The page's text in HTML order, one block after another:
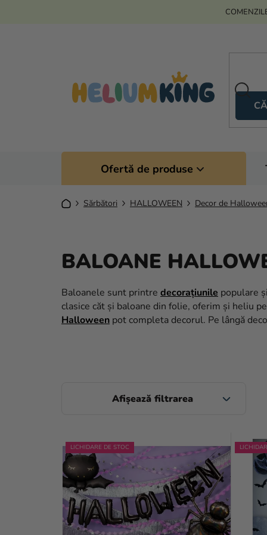
Ofertă de produse
Acasă Sărbători HALLOWEEN Decor de
BALOANE
Baloanele sunt printre decorațiunile populare
clasice căt și baloane din folie, oferim și heliu
Halloween pot completa decorul. Pe lângă
Ă
L
A
T
L
I
S
T
Ă
LICHIDARE DE STOC